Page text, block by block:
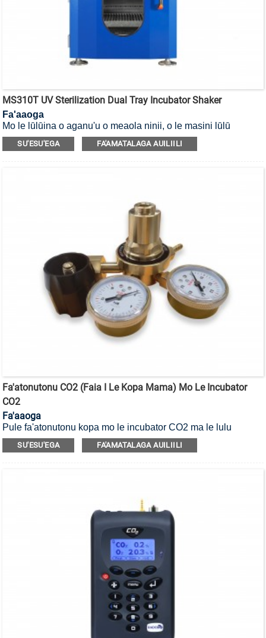
MS310T UV Sterilization Dual Tray Incubator Shaker
Fa'aaoga
Mo le lūlūina o aganu'u o meaola ninii, o le masini lūlū
incubator UV sterilization ma le fata lua.
SU'ESU'EGA FA'AMATALAGA AUILIILI
Fa'atonutonu CO2 (Faia I Le Kopa Mama) Mo Le Incubator
CO2
Fa'aaoga
Pule fa'atonutonu kopa mo le incubator CO2 ma le lulu
incubator CO2.
SU'ESU'EGA FA'AMATALAGA AUILIILI